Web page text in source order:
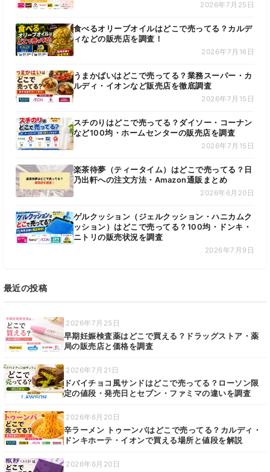
2026年7月25日
食べるオリーブオイルはどこで売ってる？カルデ
ィなどの販売店を調査！
2026年7月16日
うまかばいはどこで売ってる？業務スーパー・カ
ルディ・イオンなど販売店を徹底調査
2026年7月15日
スチのりはどこで売ってる？ダイソー・コーナン
など100均・ホームセンターの販売店を調査
2026年7月15日
楽茶待夢（ティータイム）はどこで売ってる？日
乃出軒への注文方法・Amazon通販まとめ
2026年6月20日
ゲルクッション（ジェルクッション・ハニカムク
ッション）はどこで売ってる？100均・ドンキ・
ニトリの販売状況を調査
2026年7月9日
最近の投稿
2026年7月25日
早期妊娠検査薬はどこで買える？ドラッグストア・薬
局の販売店と価格を調査
2026年7月21日
ドバイチョコ風サンドはどこで売ってる？ローソン限
定の値段・発売日とセブン・ファミマの違いを調査
2026年6月20日
辛ラーメン トゥーンバはどこで売ってる？カルディ・
ドンキホーテ・イオンで買える場所と値段を解説
2026年6月20日